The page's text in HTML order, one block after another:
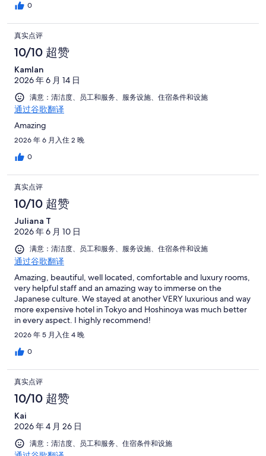
0
真实点评
10/10 超赞
Kamlan
2026 年 6 月 14 日
满意：清洁度、员工和服务、服务设施、住宿条件和设施
通过谷歌翻译
Amazing
2026 年 6 月入住 2 晚
0
真实点评
10/10 超赞
Juliana T
2026 年 6 月 10 日
满意：清洁度、员工和服务、服务设施、住宿条件和设施
通过谷歌翻译
Amazing, beautiful, well located, comfortable and luxury rooms,
very helpful staff and an amazing way to immerse on the
Japanese culture. We stayed at another VERY luxurious and way
more expensive hotel in Tokyo and Hoshinoya was much better
in every aspect. I highly recommend!
2026 年 5 月入住 4 晚
0
真实点评
10/10 超赞
Kai
2026 年 4 月 26 日
满意：清洁度、员工和服务、住宿条件和设施